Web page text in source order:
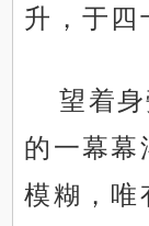
升，于四
望着
的一幕幕
模糊，唯